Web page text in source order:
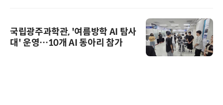
국립광주과학관, '여름방학 AI 탐사
대' 운영…10개 AI 동아리 참가